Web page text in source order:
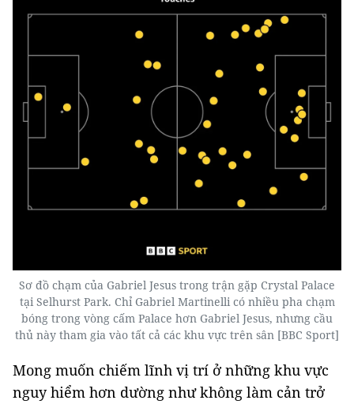
Sơ đồ chạm của Gabriel Jesus trong trận gặp Crystal Palace
tại Selhurst Park. Chỉ Gabriel Martinelli có nhiều pha chạm
bóng trong vòng cấm Palace hơn Gabriel Jesus, nhưng cầu
thủ này tham gia vào tất cả các khu vực trên sân [BBC Sport]
Mong muốn chiếm lĩnh vị trí ở những khu vực
nguy hiểm hơn dường như không làm cản trở